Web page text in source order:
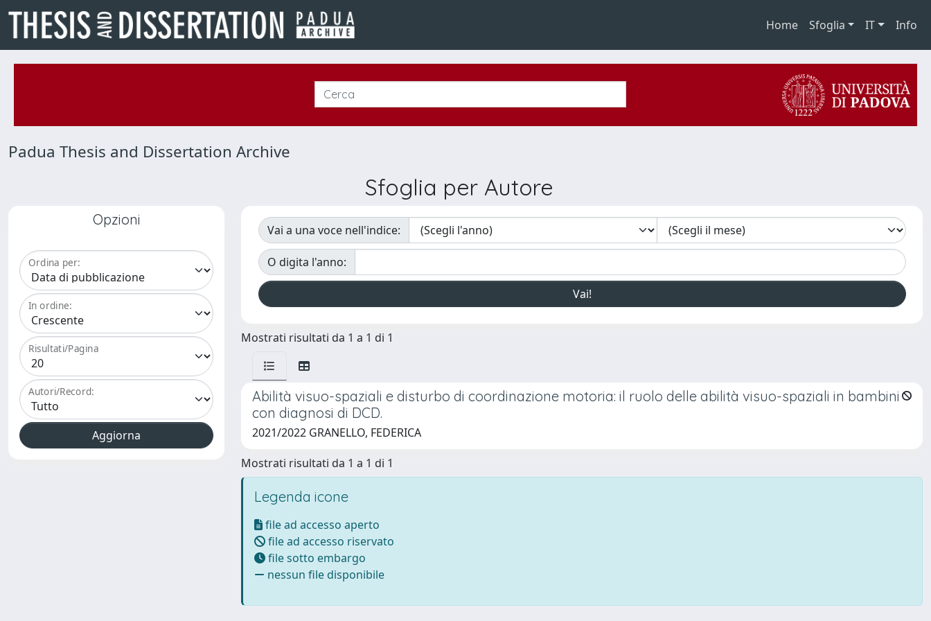
Home Sfoglia IT Info
Padua Thesis and Dissertation Archive
Sfoglia per Autore
Opzioni
Ordina per:
In ordine:
Risultati/Pagina
Autori/Record:
Vai a una voce nell'indice:
O digita l'anno:
Mostrati risultati da 1 a 1 di 1
Abilità visuo-spaziali e disturbo di coordinazione motoria: il ruolo delle abilità visuo-spaziali in bambini
con diagnosi di DCD.
2021/2022 GRANELLO, FEDERICA
Mostrati risultati da 1 a 1 di 1
Legenda icone
file ad accesso aperto
file ad accesso riservato
file sotto embargo
nessun file disponibile